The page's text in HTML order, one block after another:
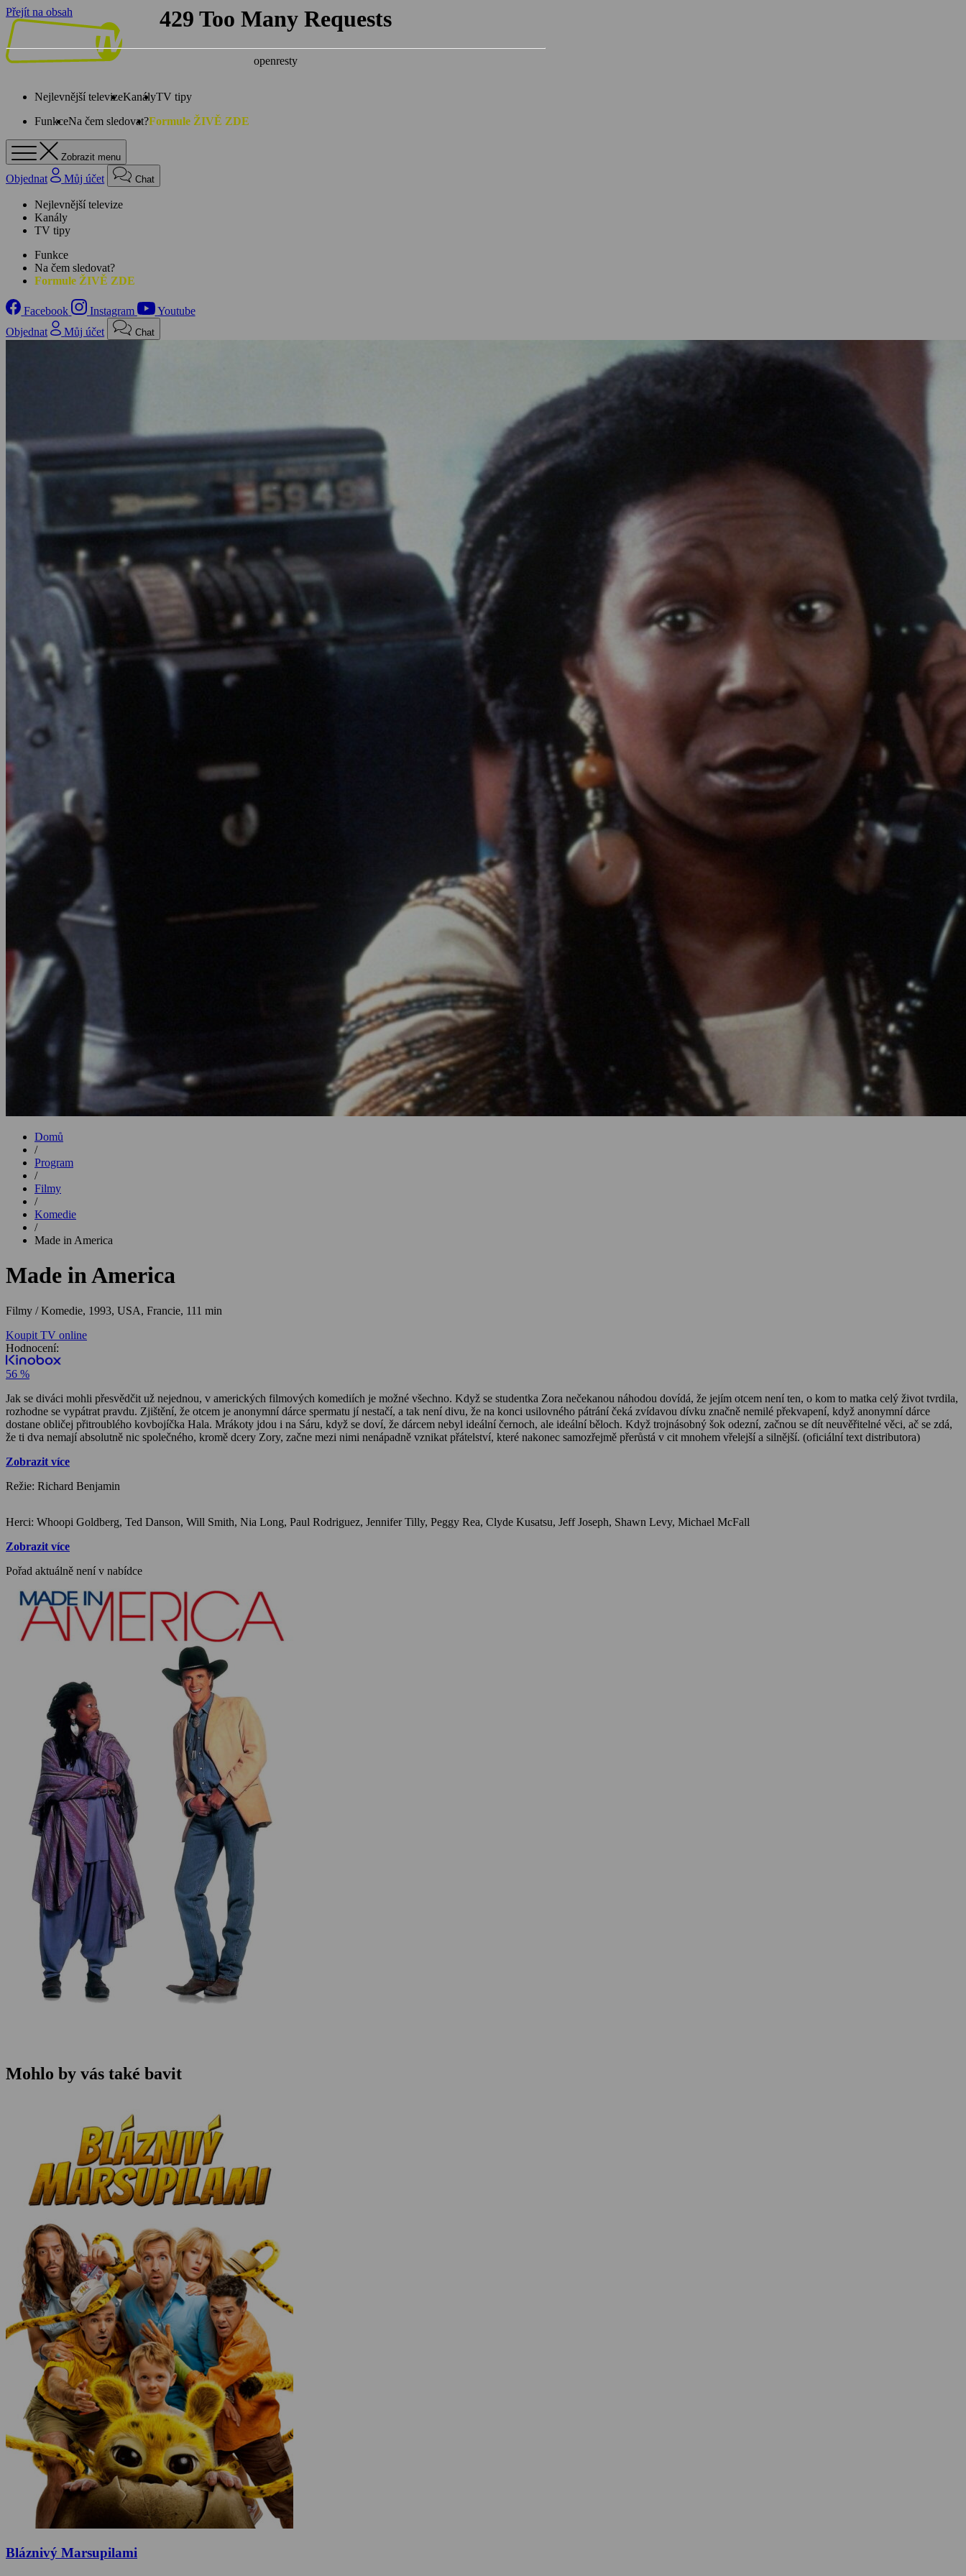
Přejít na obsah
Nejlevnější televizeKanályTV tipy
FunkceNa čem sledovat?Formule ŽIVĚ ZDE
Zobrazit menu
Objednat Můj účet Chat
Nejlevnější televize
Kanály
TV tipy
Funkce
Na čem sledovat?
Formule ŽIVĚ ZDE
Facebook Instagram
Youtube
Objednat
Můj účet Chat
Domů
/
Program
/
Filmy
/
Komedie
/
Made in America
Made in America
Filmy / Komedie, 1993, USA, Francie, 111 min
Koupit TV online
Hodnocení:
56 %
Jak se diváci mohli přesvědčit už nejednou, v amerických filmových komediích je možné všechno. Když se studentka Zora nečekanou náhodou dovídá, že jejím otcem není ten, o kom to matka celý život tvrdila,
rozhodne se vypátrat pravdu. Zjištění, že otcem je anonymní dárce spermatu jí nestačí, a tak není divu, že na konci usilovného pátrání čeká zvídavou dívku značně nemilé překvapení, když anonymní dárce
dostane obličej přitroublého kovbojíčka Hala. Mrákoty jdou i na Sáru, když se doví, že dárcem nebyl ideální černoch, ale ideální běloch. Když trojnásobný šok odezní, začnou se dít neuvěřitelné věci, ač se zdá,
že ti dva nemají absolutně nic společného, kromě dcery Zory, začne mezi nimi nenápadně vznikat přátelství, které nakonec samozřejmě přerůstá v cit mnohem vřelejší a silnější. (oficiální text distributora)
Zobrazit více
Režie: Richard Benjamin
Herci: Whoopi Goldberg, Ted Danson, Will Smith, Nia Long, Paul Rodriguez, Jennifer Tilly, Peggy Rea, Clyde Kusatsu, Jeff Joseph, Shawn Levy, Michael McFall
Zobrazit více
Pořad aktuálně není v nabídce
Mohlo by vás také bavit
Bláznivý Marsupilami